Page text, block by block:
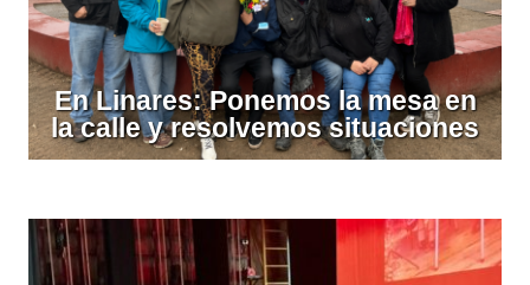
En Linares: Ponemos la mesa en
la calle y resolvemos situaciones